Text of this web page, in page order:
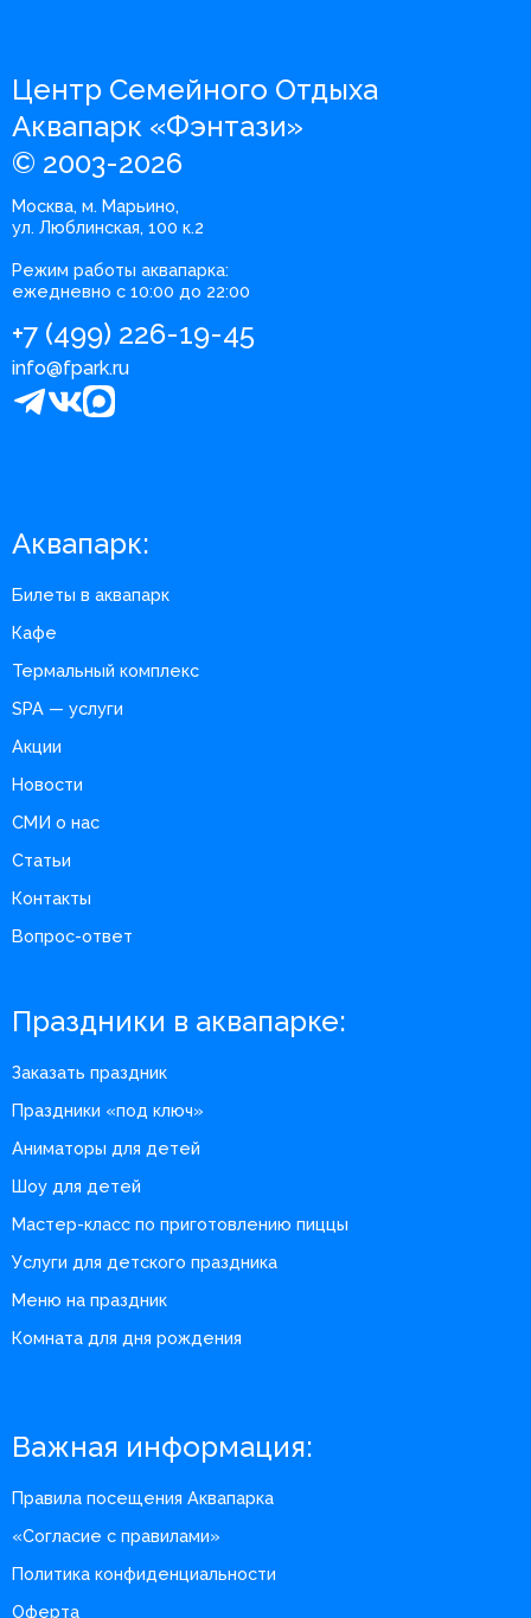
Центр Семейного Отдыха
Аквапарк «Фэнтази»
© 2003-2026
Москва, м. Марьино,
ул. Люблинская, 100 к.2
Режим работы аквапарка:
ежедневно с 10:00 до 22:00
+7 (499) 226-19-45
info@fpark.ru
Аквапарк:
Билеты в аквапарк
Кафе
Термальный комплекс
SPA — услуги
Акции
Новости
СМИ о нас
Статьи
Контакты
Вопрос-ответ
Праздники в аквапарке:
Заказать праздник
Праздники «под ключ»
Аниматоры для детей
Шоу для детей
Мастер-класс по приготовлению пиццы
Услуги для детского праздника
Меню на праздник
Комната для дня рождения
Важная информация:
Правила посещения Аквапарка
«Согласие с правилами»
Политика конфиденциальности
Оферта